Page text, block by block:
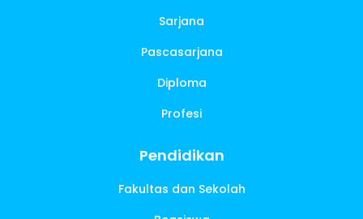
Sarjana
Pascasarjana
Diploma
Profesi
Pendidikan
Fakultas dan Sekolah